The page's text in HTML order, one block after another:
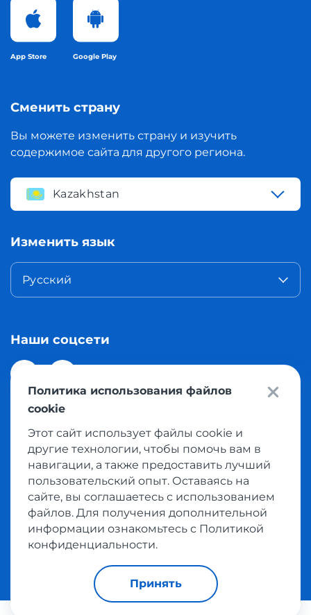
App Store Google Play
Сменить страну
Вы можете изменить страну и изучить
содержимое сайта для другого региона.
Kazakhstan
Изменить язык
Русский
Наши соцсети
© 2026 Meest Shopping доставка покупок с интернет
магазинов мира в Казахстан. Все права защищены
Политика конфиденциальности
Публичная оферта
Условия пользования сервисом выкупа товаров
Политика использования файлов
cookie
Этот сайт использует файлы cookie и
другие технологии, чтобы помочь вам в
навигации, а также предоставить лучший
пользовательский опыт. Оставаясь на
сайте, вы соглашаетесь с использованием
файлов. Для получения дополнительной
информации ознакомьтесь с Политикой
конфиденциальности.
Принять